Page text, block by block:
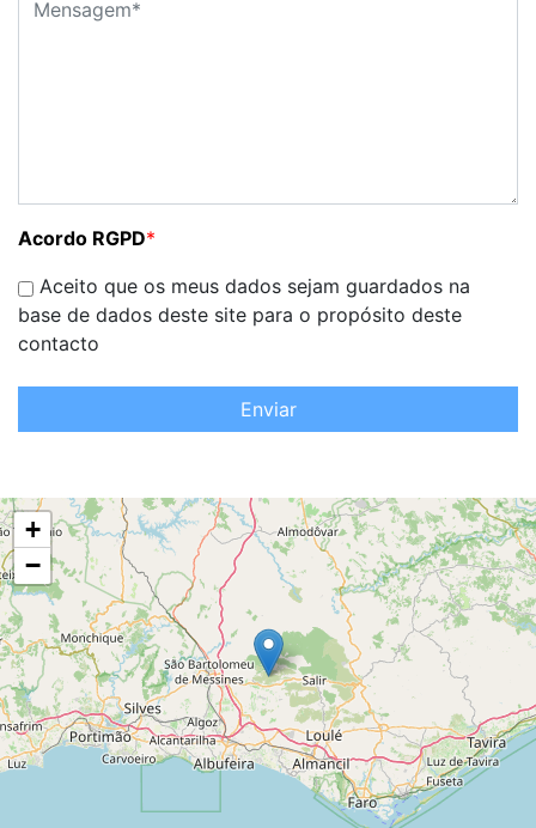
Acordo RGPD*
Aceito que os meus dados sejam guardados na
base de dados deste site para o propósito deste
contacto
Enviar
+
−